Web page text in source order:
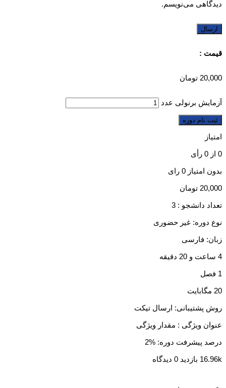
دیدگاهی می‌نویسم.
قیمت :
20,000 تومان
آزمایش برنولی عدد
ثبت نام دوره
امتیاز
0 از 0 رأی
بدون امتیاز 0 رای
20,000 تومان
تعداد دانشجو : 3
نوع دوره: غیر حضوری
زبان: فارسی
4 ساعت و 20 دقیقه
1 فصل
20 مگابایت
روش پشتیبانی: ارسال تیکت
عنوان ویژگی : مقدار ویژگی
درصد پیشرفت دوره: %2
16.96k بازدید